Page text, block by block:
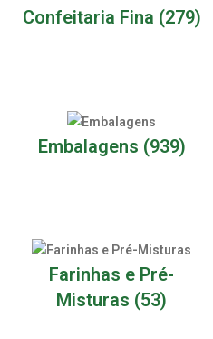
Confeitaria Fina (279)
Embalagens (939)
Farinhas e Pré-
Misturas (53)